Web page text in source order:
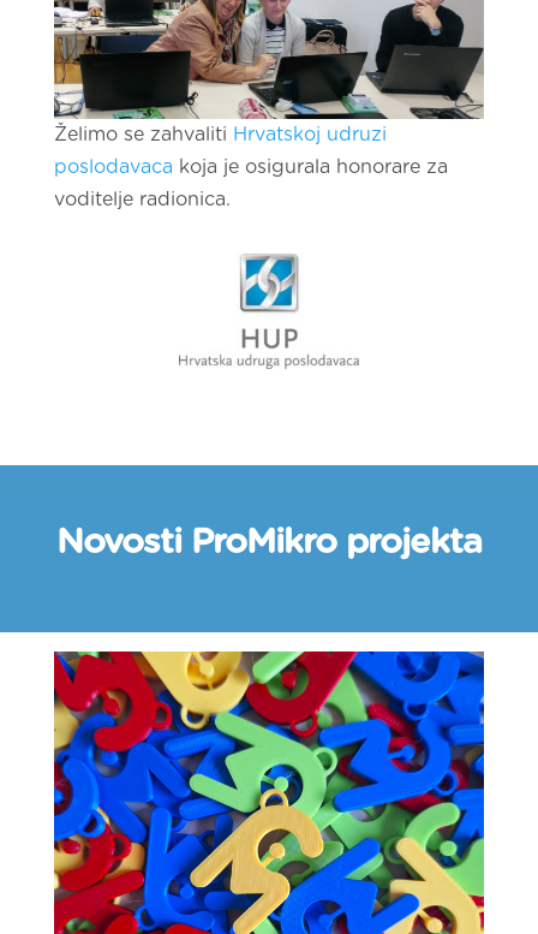
Želimo se zahvaliti Hrvatskoj udruzi
poslodavaca koja je osigurala honorare za
voditelje radionica.
Novosti ProMikro projekta